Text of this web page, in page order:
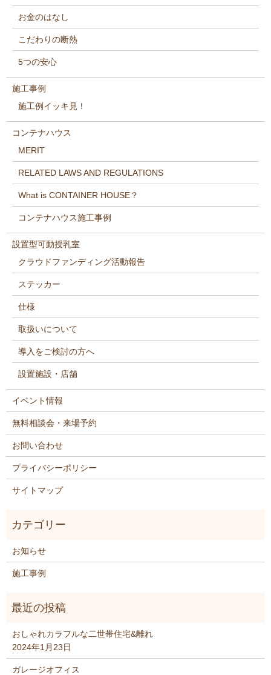
お金のはなし
こだわりの断熱
5つの安心
施工事例
施工例イッキ見！
コンテナハウス
MERIT
RELATED LAWS AND REGULATIONS
What is CONTAINER HOUSE？
コンテナハウス施工事例
設置型可動授乳室
クラウドファンディング活動報告
ステッカー
仕様
取扱いについて
導入をご検討の方へ
設置施設・店舗
イベント情報
無料相談会・来場予約
お問い合わせ
プライバシーポリシー
サイトマップ
お知らせ
施工事例
おしゃれカラフルな二世帯住宅&離れ
2024年1月23日
ガレージオフィス